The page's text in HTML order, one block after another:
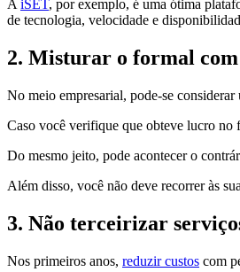
A iSET, por exemplo, é uma ótima
de tecnologia, velocidade e
2. Misturar o formal
No meio empresarial, pode-se
Caso você verifique que obteve lucro no
Do mesmo jeito, pode acontecer o
Além disso, você não deve recorrer às
3. Não terceirizar
Nos primeiros anos, reduzir custos com